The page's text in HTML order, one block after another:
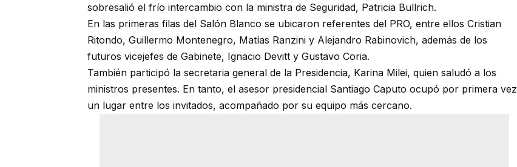
sobresalió el frío intercambio con la ministra de Seguridad, Patricia Bullrich.
En las primeras filas del Salón Blanco se ubicaron referentes del PRO, entre ellos Cristian
Ritondo, Guillermo Montenegro, Matías Ranzini y Alejandro Rabinovich, además de los
futuros vicejefes de Gabinete, Ignacio Devitt y Gustavo Coria.
También participó la secretaria general de la Presidencia, Karina Milei, quien saludó a los
ministros presentes. En tanto, el asesor presidencial Santiago Caputo ocupó por primera vez
un lugar entre los invitados, acompañado por su equipo más cercano.